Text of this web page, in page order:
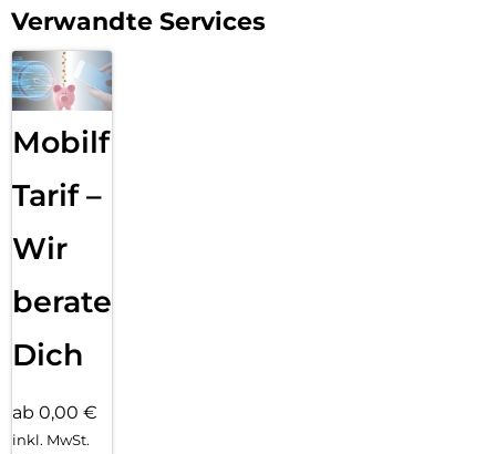
Verwandte Services
Mobilfunk
Tarif –
Wir
beraten
Dich
ab 0,00 €
inkl. MwSt.